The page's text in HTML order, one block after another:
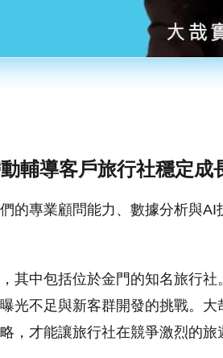
輔導客戶旅行社穩定成
的專業顧問能力、數據分析與
其中包括位於金門的知名旅行
光不足與新客群開發的挑戰。
，才能讓旅行社在競爭激烈的旅